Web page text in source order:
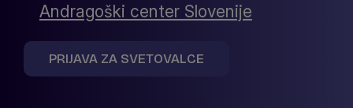
Andragoški center Slovenije
PRIJAVA ZA SVETOVALCE